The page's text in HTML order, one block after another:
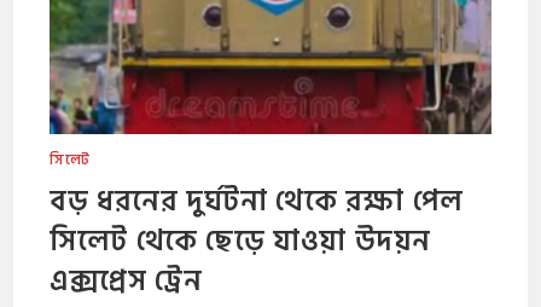
সিলেট
বড় ধরনের দুর্ঘটনা থেকে রক্ষা পেল
সিলেট থেকে ছেড়ে যাওয়া উদয়ন
এক্সপ্রেস ট্রেন